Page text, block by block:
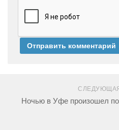
Ночью в Уфе произошел